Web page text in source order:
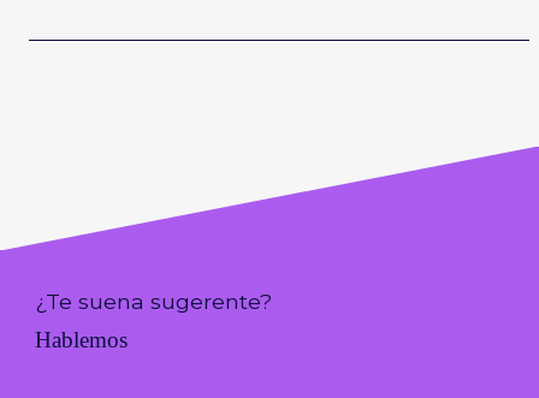
¿Te suena sugerente?
Hablemos